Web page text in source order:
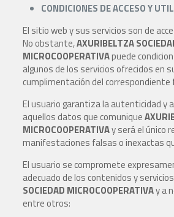
CONDICIONES DE ACCESO Y
El sitio web y sus servicios son de
No obstante,AXURIBELTZA
MICROCOOPERATIVApuede
algunos de los servicios ofrecidos en
cumplimentación del correspondiente
El usuario garantiza la autenticidad y
aquellos datos que comunique
MICROCOOPERATIVAy será el único
manifestaciones falsas o inexactas
El usuario se compromete
adecuado de los contenidos y
SOCIEDAD MICROCOOPERATIVAy a
entre otros: